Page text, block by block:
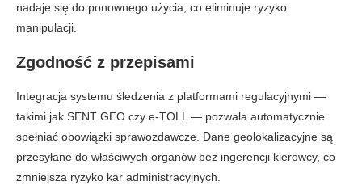
nadaje się do ponownego użycia, co eliminuje ryzyko
manipulacji.
Zgodność z przepisami
Integracja systemu śledzenia z platformami regulacyjnymi —
takimi jak SENT GEO czy e-TOLL — pozwala automatycznie
spełniać obowiązki sprawozdawcze. Dane geolokalizacyjne są
przesyłane do właściwych organów bez ingerencji kierowcy, co
zmniejsza ryzyko kar administracyjnych.